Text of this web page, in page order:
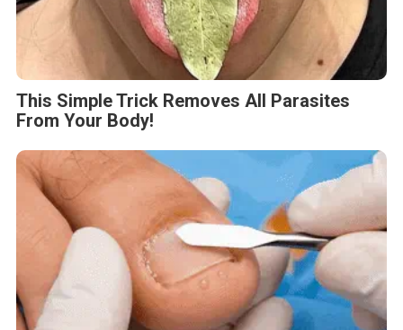
This Simple Trick Removes All Parasites
From Your Body!